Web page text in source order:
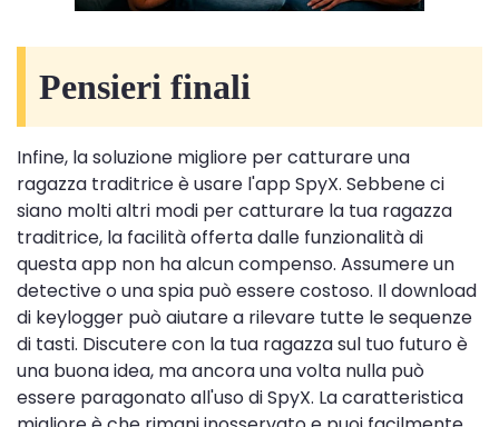
Pensieri finali
Infine, la soluzione migliore per catturare una
ragazza traditrice è usare l'app SpyX. Sebbene ci
siano molti altri modi per catturare la tua ragazza
traditrice, la facilità offerta dalle funzionalità di
questa app non ha alcun compenso. Assumere un
detective o una spia può essere costoso. Il download
di keylogger può aiutare a rilevare tutte le sequenze
di tasti. Discutere con la tua ragazza sul tuo futuro è
una buona idea, ma ancora una volta nulla può
essere paragonato all'uso di SpyX. La caratteristica